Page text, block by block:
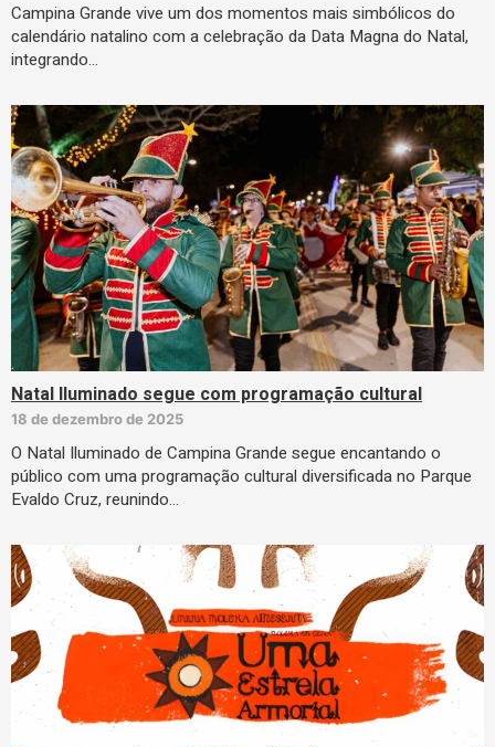
Campina Grande vive um dos momentos mais simbólicos do
calendário natalino com a celebração da Data Magna do Natal,
integrando…
Natal Iluminado segue com programação cultural
18 de dezembro de 2025
O Natal Iluminado de Campina Grande segue encantando o
público com uma programação cultural diversificada no Parque
Evaldo Cruz, reunindo…